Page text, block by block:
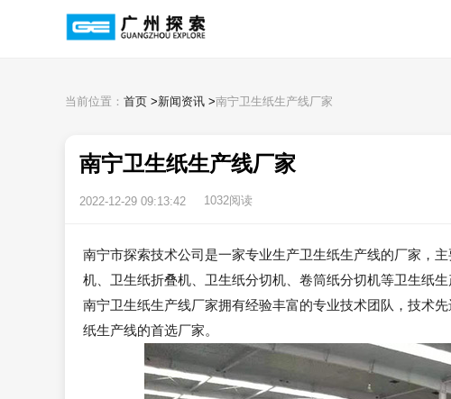
当前位置： 首页 >新闻资讯 >南宁卫生纸生产线厂家
南宁卫生纸生产线厂家
2022-12-29 09:13:42 1032阅读
南宁市探索技术公司是一家专业生产卫生纸生产线的厂家，
机、卫生纸折叠机、卫生纸分切机、卷筒纸分切机等卫生纸生
南宁卫生纸生产线厂家拥有经验丰富的专业技术团队，技术
纸生产线的首选厂家。